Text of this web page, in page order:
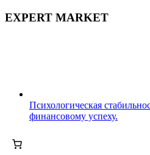
EXPERT MARKET
Психологическая
финансовому успеху.